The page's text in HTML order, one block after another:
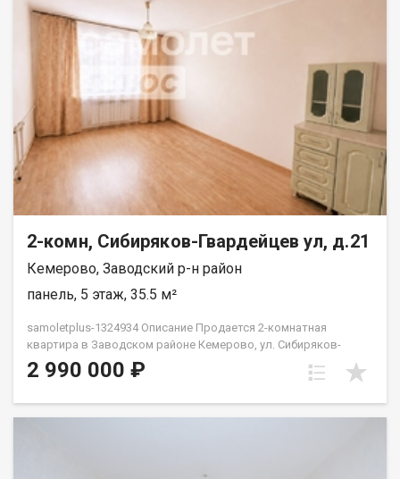
2-комн, Сибиряков-Гвардейцев ул, д.21
Кемерово, Заводский р-н район
панель, 5 этаж, 35.5 м²
samoletplus-1324934 Описание Продается 2-комнатная
квартира в Заводском районе Кемерово, ул. Сибиряков-
Гвардейцев, 21 Площадь: 35, 4 кв.м О квартире: Заменены
радиаторы, сантехника, пластиковые окна, выровнен пол,
2 990 000 ₽